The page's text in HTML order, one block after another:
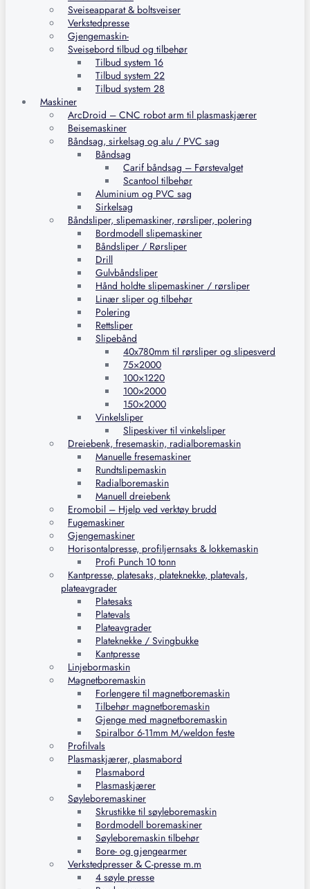
Sveiseapparat & boltsveiser
Verkstedpresse
Gjengemaskin-
Sveisebord tilbud og tilbehør
Tilbud system 16
Tilbud system 22
Tilbud system 28
Maskiner
ArcDroid – CNC robot arm til plasmaskjærer
Beisemaskiner
Båndsag, sirkelsag og alu / PVC sag
Båndsag
Carif båndsag – Førstevalget
Scantool tilbehør
Aluminium og PVC sag
Sirkelsag
Båndsliper, slipemaskiner, rørsliper, polering
Bordmodell slipemaskiner
Båndsliper / Rørsliper
Drill
Gulvbåndsliper
Hånd holdte slipemaskiner / rørsliper
Linær sliper og tilbehør
Polering
Rettsliper
Slipebånd
40x780mm til rørsliper og slipesverd
75×2000
100×1220
100×2000
150×2000
Vinkelsliper
Slipeskiver til vinkelsliper
Dreiebenk, fresemaskin, radialboremaskin
Manuelle fresemaskiner
Rundtslipemaskin
Radialboremaskin
Manuell dreiebenk
Eromobil – Hjelp ved verktøy brudd
Fugemaskiner
Gjengemaskiner
Horisontalpresse, profiljernsaks & lokkemaskin
Profi Punch 10 tonn
Kantpresse, platesaks, plateknekke, platevals,
plateavgrader
Platesaks
Platevals
Plateavgrader
Plateknekke / Svingbukke
Kantpresse
Linjebormaskin
Magnetboremaskin
Forlengere til magnetboremaskin
Tilbehør magnetboremaskin
Gjenge med magnetboremaskin
Spiralbor 6-11mm M/weldon feste
Profilvals
Plasmaskjærer, plasmabord
Plasmabord
Plasmaskjærer
Søyleboremaskiner
Skrustikke til søyleboremaskin
Bordmodell boremaskiner
Søyleboremaskin tilbehør
Bore- og gjengearmer
Verkstedpresser & C-presse m.m
4 søyle presse